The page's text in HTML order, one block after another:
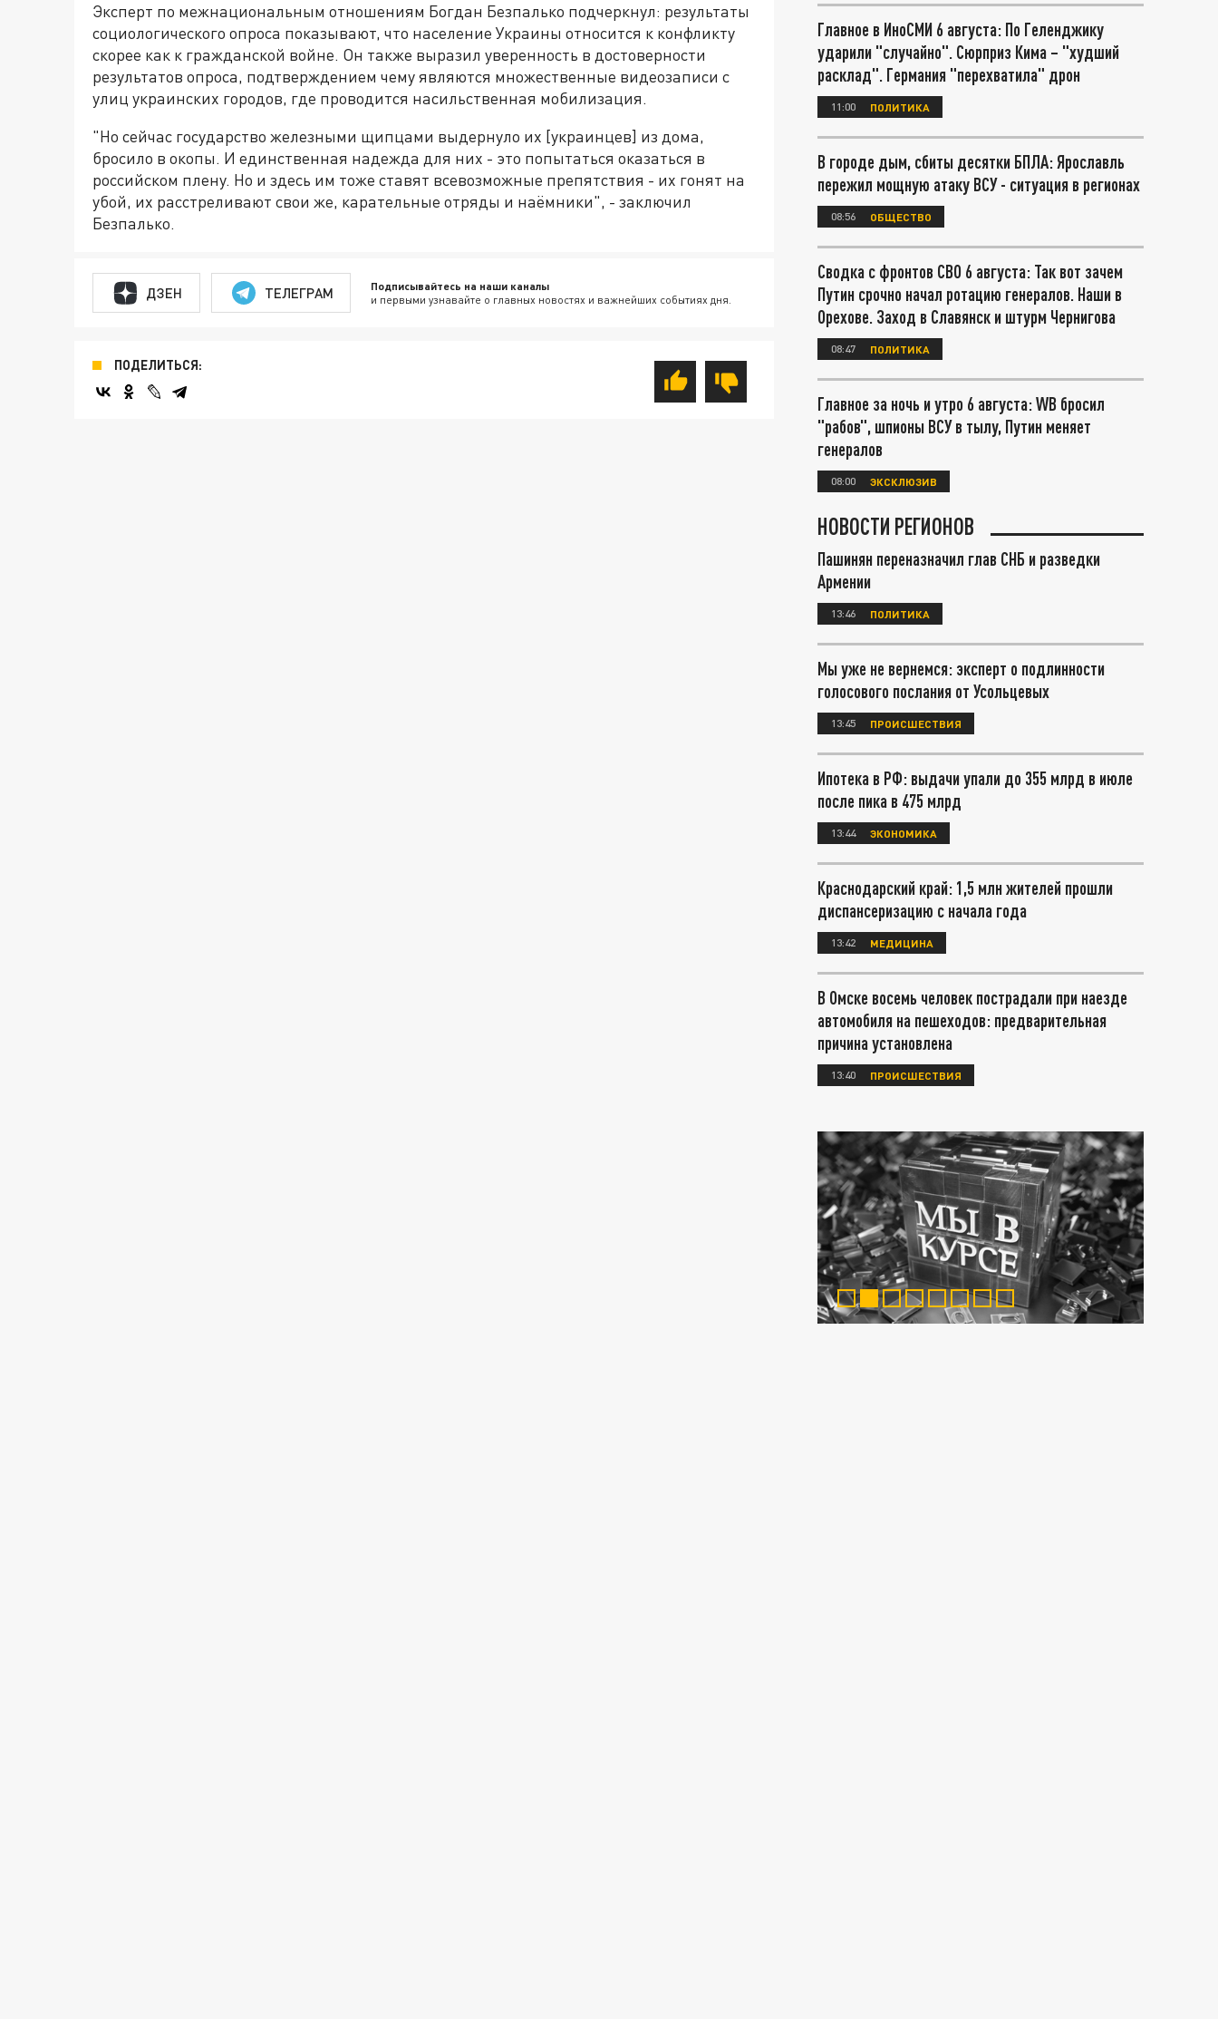
Эксперт по межнациональным отношениям Богдан Безпалько подчеркнул: результаты
социологического опроса показывают, что население Украины относится к конфликту
скорее как к гражданской войне. Он также выразил уверенность в достоверности
результатов опроса, подтверждением чему являются множественные видеозаписи с
улиц украинских городов, где проводится насильственная мобилизация.
"Но сейчас государство железными щипцами выдернуло их [украинцев] из дома,
бросило в окопы. И единственная надежда для них - это попытаться оказаться в
российском плену. Но и здесь им тоже ставят всевозможные препятствия - их гонят на
убой, их расстреливают свои же, карательные отряды и наёмники", - заключил
Безпалько.
ДЗЕН ТЕЛЕГРАМ Подписывайтесь на наши каналы
и первыми узнавайте о главных новостях и важнейших событиях дня.
ПОДЕЛИТЬСЯ:
Главное в ИноСМИ 6 августа: По Геленджику
ударили "случайно". Сюрприз Кима – "худший
расклад". Германия "перехватила" дрон
11:00 ПОЛИТИКА
В городе дым, сбиты десятки БПЛА: Ярославль
пережил мощную атаку ВСУ - ситуация в регионах
08:56 ОБЩЕСТВО
Сводка с фронтов СВО 6 августа: Так вот зачем
Путин срочно начал ротацию генералов. Наши в
Орехове. Заход в Славянск и штурм Чернигова
08:47 ПОЛИТИКА
Главное за ночь и утро 6 августа: WB бросил
"рабов", шпионы ВСУ в тылу, Путин меняет
генералов
08:00 ЭКСКЛЮЗИВ
НОВОСТИ РЕГИОНОВ
Пашинян переназначил глав СНБ и разведки
Армении
13:46 ПОЛИТИКА
Мы уже не вернемся: эксперт о подлинности
голосового послания от Усольцевых
13:45 ПРОИСШЕСТВИЯ
Ипотека в РФ: выдачи упали до 355 млрд в июле
после пика в 475 млрд
13:44 ЭКОНОМИКА
Краснодарский край: 1,5 млн жителей прошли
диспансеризацию с начала года
13:42 МЕДИЦИНА
В Омске восемь человек пострадали при наезде
автомобиля на пешеходов: предварительная
причина установлена
13:40 ПРОИСШЕСТВИЯ